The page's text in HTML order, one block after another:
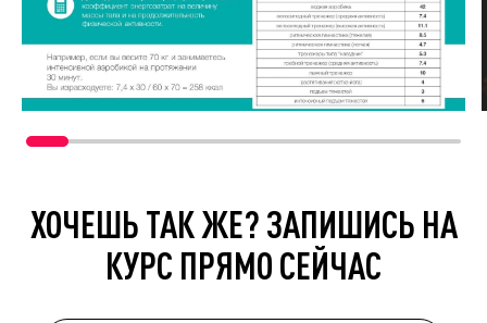
ХОЧЕШЬ ТАК ЖЕ? ЗАПИШИСЬ НА
КУРС ПРЯМО СЕЙЧАС